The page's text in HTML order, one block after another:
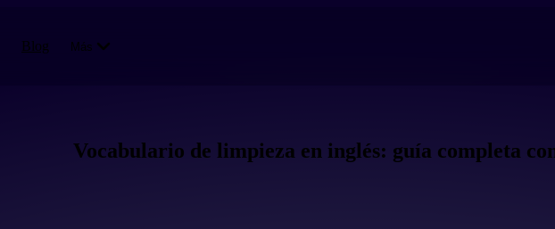
Blog Más
Vocabulario de limpieza en inglés: guía completa